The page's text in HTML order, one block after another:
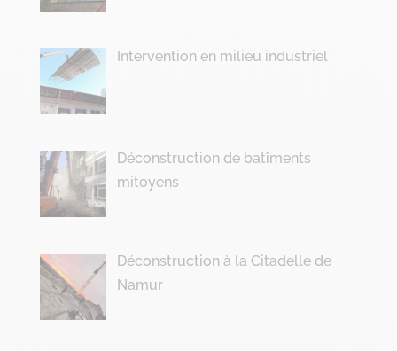
Intervention en milieu industriel
Déconstruction de batîments
mitoyens
Déconstruction à la Citadelle de
Namur